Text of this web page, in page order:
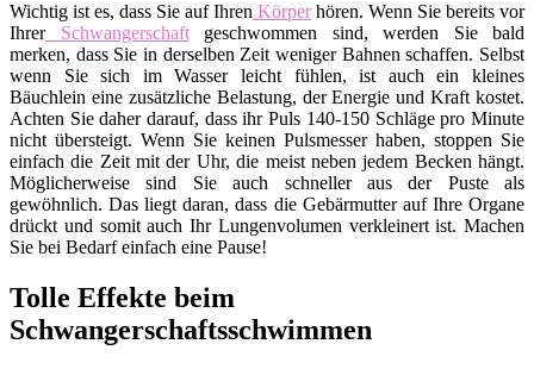
Wichtig ist es, dass Sie auf Ihren Körperhören. Wenn Sie bereits vor
IhrerSchwangerschaftgeschwommen sind, werden Sie bald
merken, dass Sie in derselben Zeit weniger Bahnen schaffen. Selbst
wenn Sie sich im Wasser leicht fühlen, ist auch ein kleines
Bäuchlein eine zusätzliche Belastung, der Energie und Kraft kostet.
Achten Sie daher darauf, dass ihr Puls 140-150 Schläge pro Minute
nicht übersteigt. Wenn Sie keinen Pulsmesser haben, stoppen Sie
einfach die Zeit mit der Uhr, die meist neben jedem Becken hängt.
Möglicherweise sind Sie auch schneller aus der Puste als
gewöhnlich. Das liegt daran, dass die Gebärmutter auf Ihre Organe
drückt und somit auch Ihr Lungenvolumen verkleinert ist. Machen
Sie bei Bedarf einfach eine Pause!
Tolle Effekte beim
Schwangerschaftsschwimmen